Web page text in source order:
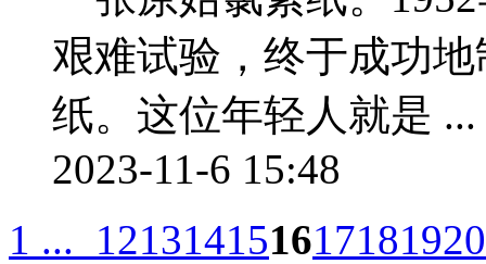
艰难试验，终于成功
纸。这位年轻人就是 ...
2023-11-6 15:48
1 ... 121314151617181920